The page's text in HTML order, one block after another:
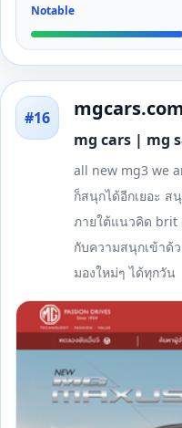
Notable
#16
mg cars | mg
all new mg3 we
ก็สนุกได้อีกเยอะ ส
ภายใต้แนวคิด brit
กับความสนุกเข้าด้
มองใหม่ๆ ได้ทุกวัน